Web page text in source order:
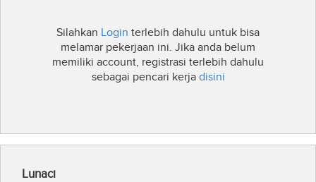
Silahkan Login terlebih dahulu untuk bisa
melamar pekerjaan ini. Jika anda belum
memiliki account, registrasi terlebih dahulu
sebagai pencari kerja disini
Lunaci